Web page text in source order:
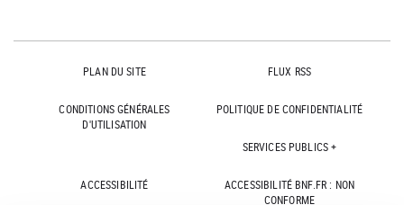
PLAN DU SITE FLUX RSS
CONDITIONS GÉNÉRALES
D'UTILISATION
POLITIQUE DE CONFIDENTIALITÉ
SERVICES PUBLICS +
ACCESSIBILITÉ
ACCESSIBILITÉ BNF.FR : NON
CONFORME